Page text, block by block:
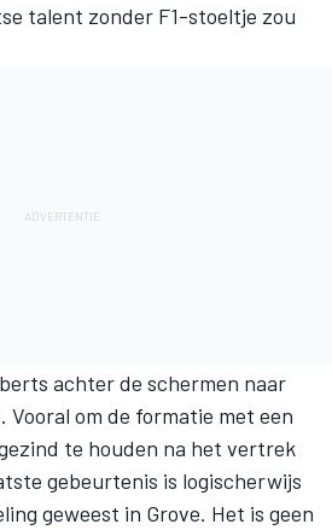
talent zonder F1-stoeltje zou
achter de schermen naar
Vooral om de formatie met een
te houden na het vertrek
gebeurtenis is logischerwijs
geweest in Grove. Het is geen